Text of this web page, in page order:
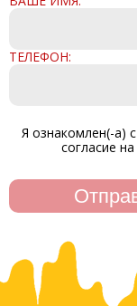
ТЕЛЕФОН:
Я ознакомлен(-а) с
согласие на